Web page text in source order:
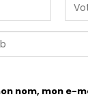
nom, mon e-